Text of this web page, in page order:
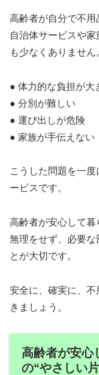
高齢者が自分で不用
自治体サービスや
も少なくありません
● 体力的な負担が大
● 分別が難しい
● 運び出しが危険
● 家族が手伝えない
こうした問題を一
ービスです。
高齢者が安心して暮
無理をせず、必要な
とが大切です。
安全に、確実に、
きましょう。
高齢者が安心
の“やさしい